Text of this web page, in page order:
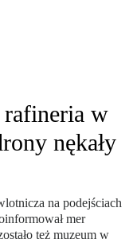
w
nękały
na podejściach
mer
też muzeum w